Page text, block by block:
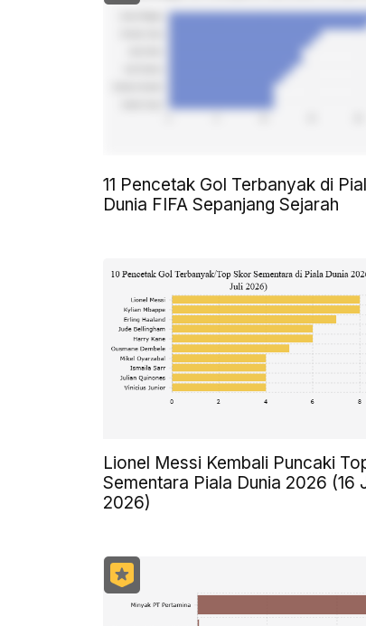
11 Pencetak Gol Terbanyak di
Dunia FIFA Sepanjang Sejarah
Lionel Messi Kembali Puncaki
Sementara Piala Dunia 2026 (16
2026)